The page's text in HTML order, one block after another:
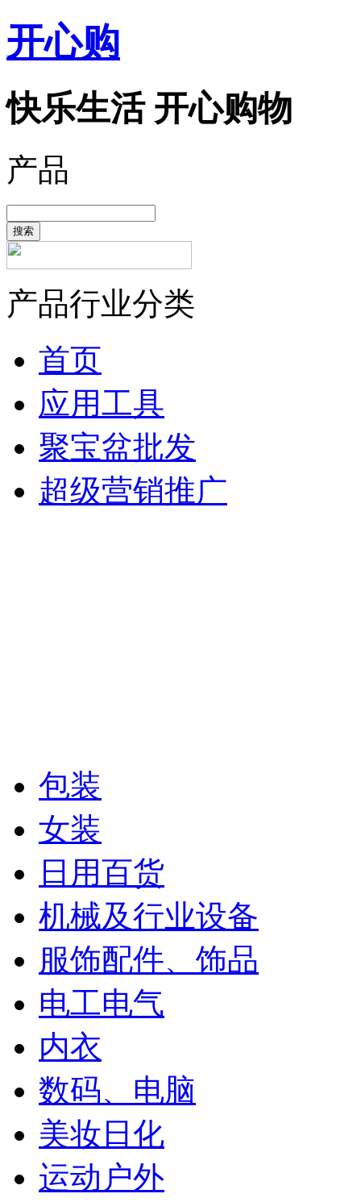
开心购
快乐生活 开心购物
产品
搜索
产品行业分类
首页
应用工具
聚宝盆批发
超级营销推广
包装
女装
日用百货
机械及行业设备
服饰配件、饰品
电工电气
内衣
数码、电脑
美妆日化
运动户外